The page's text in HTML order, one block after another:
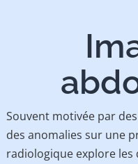
Souvent motivée par
des anomalies sur une
radiologique explore